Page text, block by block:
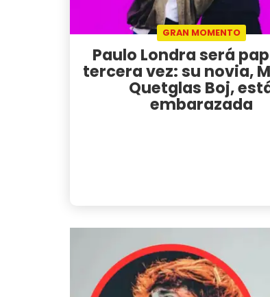
GRAN MOMENTO
Paulo Londra será
tercera vez: su novia,
Quetglas Boj,
embarazada